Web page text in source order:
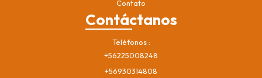
Contato
Contáctanos
Teléfonos
+56225008248
+56930314808